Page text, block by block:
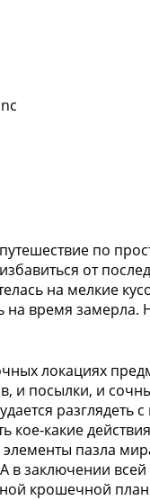
по
от
на мелкие
время замерла.
локациях
и посылки, и
разглядеть
кое-какие
элементы пазла
в заключении
крошечной